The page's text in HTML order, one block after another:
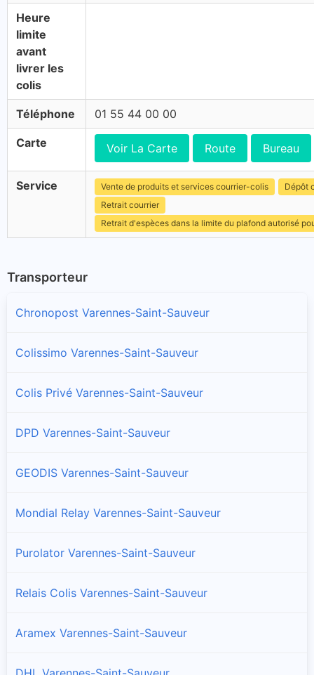
Heure
limite
avant
livrer les
colis
Téléphone 01 55 44 00 00
Carte Voir La Carte Route Bureau
Service Vente de produits et services courrier-colis
Dépôt
Retrait courrier
Retrait d'espèces dans la limite du plafond autorisé
Transporteur
Chronopost Varennes-Saint-Sauveur
Colissimo Varennes-Saint-Sauveur
Colis Privé Varennes-Saint-Sauveur
DPD Varennes-Saint-Sauveur
GEODIS Varennes-Saint-Sauveur
Mondial Relay Varennes-Saint-Sauveur
Purolator Varennes-Saint-Sauveur
Relais Colis Varennes-Saint-Sauveur
Aramex Varennes-Saint-Sauveur